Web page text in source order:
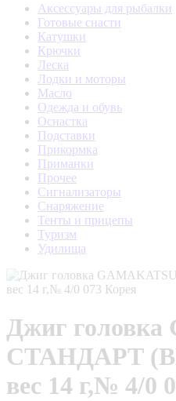
Аксессуары для рыбалки
Готовые снасти
Катушки
Крючки
Леска
Лодки и моторы
Масло
Одежда и обувь
Оснастка
Подставки
Прикормка
Приманки
Прочее
Сигнализаторы
Снаряжение
Тенты и прицепы
Туризм
Удилища
Джиг головка
СТАНДАРТ
вес 14 г,№ 4/0